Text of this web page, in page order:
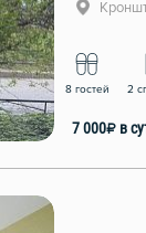
8 гостей 2
7 000₽ в